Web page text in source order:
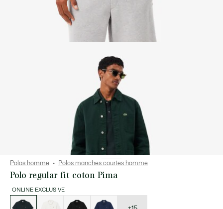
Polos homme Polos manches courtes homme
Polo regular fit coton Pima
ONLINE EXCLUSIVE
des
déclinaisons